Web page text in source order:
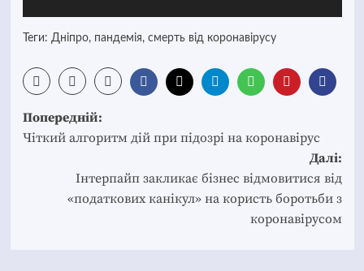
Теги: Дніпро, пандемія, смерть від коронавірусу
Post
navigation
Попередній:
Чіткий алгоритм дій при підозрі на коронавірус
Далі:
Інтерпайп закликає бізнес відмовитися від
«податкових канікул» на користь боротьби з
коронавірусом